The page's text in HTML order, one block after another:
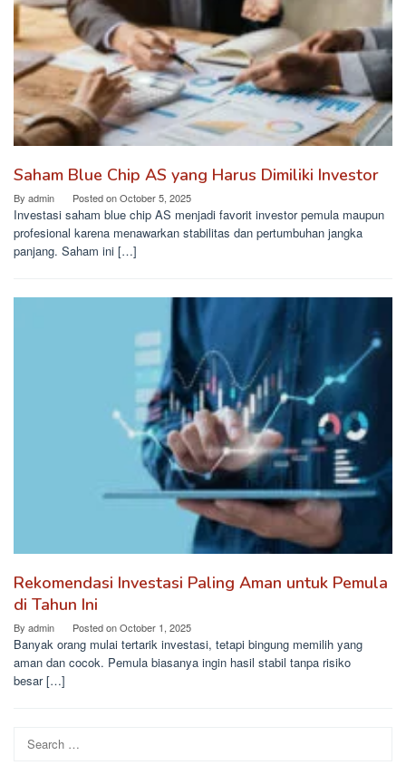
Saham Blue Chip AS yang Harus Dimiliki Investor
By admin Posted onOctober 5, 2025
Investasi saham blue chip AS menjadi favorit investor pemula maupun
profesional karena menawarkan stabilitas dan pertumbuhan jangka
panjang. Saham ini […]
Rekomendasi Investasi Paling Aman untuk Pemula
di Tahun Ini
By admin Posted onOctober 1, 2025
Banyak orang mulai tertarik investasi, tetapi bingung memilih yang
aman dan cocok. Pemula biasanya ingin hasil stabil tanpa risiko
besar […]
for: